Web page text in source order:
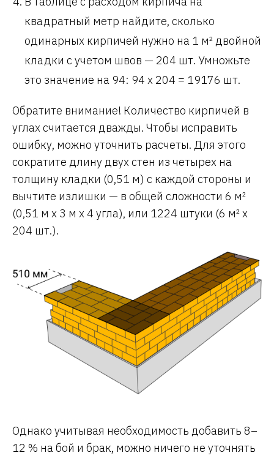
квадратный метр найдите, сколько
одинарных кирпичей нужно на 1 м² двойной
кладки с учетом швов — 204 шт. Умножьте
это значение на 94: 94 х 204 = 19176 шт.
Обратите внимание! Количество кирпичей в
углах считается дважды. Чтобы исправить
ошибку, можно уточнить расчеты. Для этого
сократите длину двух стен из четырех на
толщину кладки (0,51 м) с каждой стороны и
вычтите излишки — в общей сложности 6 м²
(0,51 м х 3 м х 4 угла), или 1224 штуки (6 м² х
204 шт.).
Однако учитывая необходимость добавить 8–
12 % на бой и брак, можно ничего не уточнять